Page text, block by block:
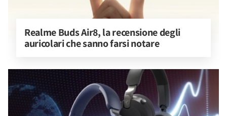
Realme Buds Air8, la recensione degli
auricolari che sanno farsi notare